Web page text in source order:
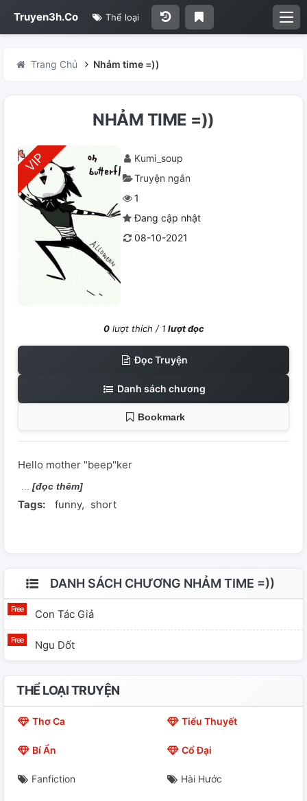
Truyen3h.Co Thể loại
Trang Chủ Nhảm time =))
NHẢM TIME =))
Kumi_soup
Truyện ngắn
1
Đang cập nhật
08-10-2021
0lượt thích / 1lượt đọc
Đọc Truyện
Danh sách chương
Bookmark
Hello mother "beep"ker
[đọc thêm]
Tags: funny short
DANH SÁCH CHƯƠNG NHẢM TIME =))
Con Tác Giả
Ngu Dốt
THỂ LOẠI TRUYỆN
Thơ Ca Tiểu Thuyết
Bí Ẩn Cổ Đại
Fanfiction Hài Hước